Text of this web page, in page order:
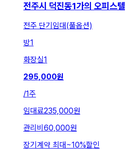
전주시 덕진동1가의 오피스텔
전주 단기임대(풀옵션)
방1
화장실1
295,000원
/1주
임대료235,000원
관리비 60,000원
장기계약 최대~10%할인